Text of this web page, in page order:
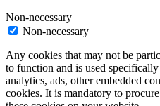
Non-necessary
Non-necessary
Any cookies that may not be
to function and is used
analytics, ads, other embedded
cookies. It is mandatory to